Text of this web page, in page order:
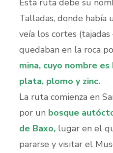
Esta ruta debe su
Talladas, donde había
veía los cortes
quedaban en la roca
mina, cuyo nombre
plata, plomo y zinc.
La ruta comienza en
por un bosque
de Baxo, lugar en el
pararse y visitar el